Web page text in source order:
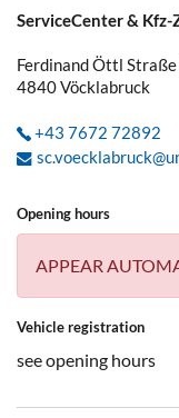
ServiceCenter &
Ferdinand Öttl Straße
4840Vöcklabruck
+43 7672 72892
Opening hours
APPEAR
Vehicle registration
see opening hours